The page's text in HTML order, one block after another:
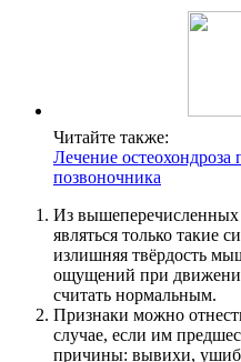
Читайте также:
Лечение остеохондроза
позвоночника
Из вышеперечисленных
являться только такие
излишняя твёрдость
ощущений при
считать нормальным.
Признаки можно
случае, если им
причины: вывихи,